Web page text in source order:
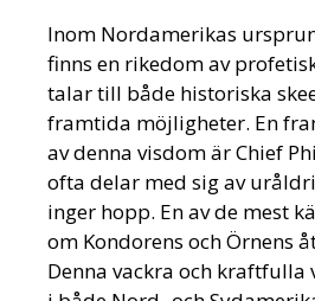
Inom Nordamerikas
finns en rikedom av
talar till både historiska
framtida möjligheter. En
av denna visdom är Chief
ofta delar med sig av
inger hopp. En av de mest
om Kondorens och Örnens
Denna vackra och kraftfulla